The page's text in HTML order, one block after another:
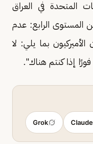
المتحدة في العراق
المستوى الرابع: عدم
بما يلي: لا
إذا كنتم هناك".
Claude
Grok